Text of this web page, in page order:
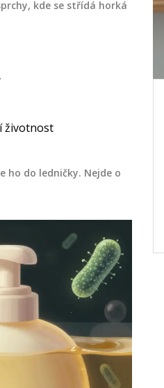
kde se střídá horká
životnost
ho do ledničky. Nejde o
Praktický průvodce